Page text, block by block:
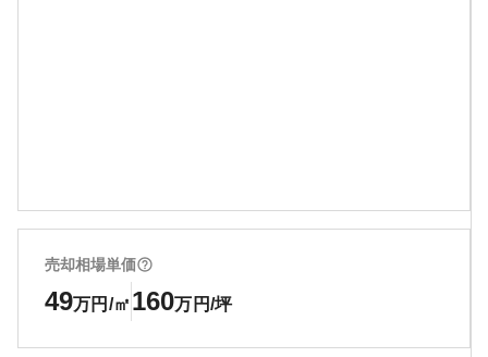
売却相場単価
49万円/㎡ 160万円/坪